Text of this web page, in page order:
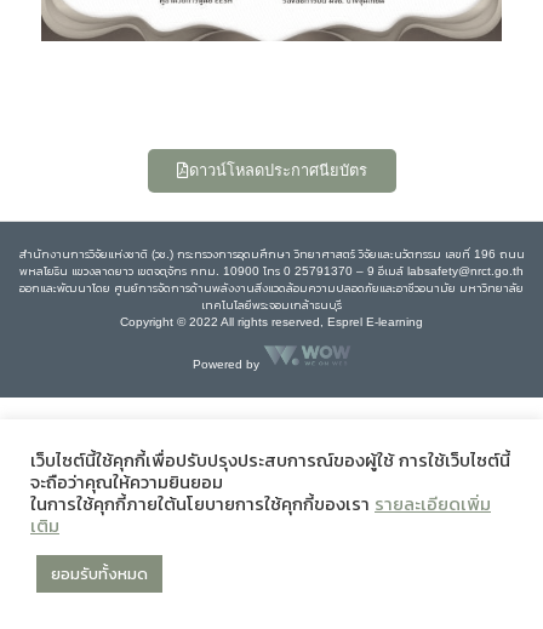
ดาวน์โหลดประกาศนียบัตร
สำนักงานการวิจัยแห่งชาติ (วช.) กระทรวงการอุดมศึกษา วิทยาศาสตร์ วิจัยและนวัตกรรม เลขที่ 196 ถนน
พหลโยธิน แขวงลาดยาว เขตจตุจักร กทม. 10900 โทร 0 25791370 – 9 อีเมล์ labsafety@nrct.go.th
ออกและพัฒนาโดย ศูนย์การจัดการด้านพลังงานสิ่งแวดล้อมความปลอดภัยและอาชีวอนามัย มหาวิทยาลัย
เทคโนโลยีพระจอมเกล้าธนบุรี
Copyright © 2022 All rights reserved, Esprel E-learning
Powered by
เว็บไซต์นี้ใช้คุกกี้เพื่อปรับปรุงประสบการณ์ของผู้ใช้ การใช้เว็บไซต์นี้
จะถือว่าคุณให้ความยินยอม
ในการใช้คุกกี้ภายใต้นโยบายการใช้คุกกี้ของเรา รายละเอียดเพิ่ม
เติม
ยอมรับทั้งหมด